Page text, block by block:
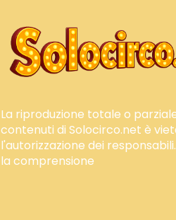
La riproduzione totale o
contenuti di Solocirco.net è
l'autorizzazione dei
la comprensione